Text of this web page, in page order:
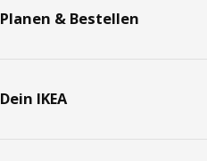
Planen & Bestellen
Dein IKEA